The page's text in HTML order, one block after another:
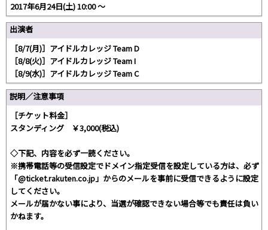
2017年6月24日(土) 10:00 〜
出演者
［8/7(月)］アイドルカレッジ Team D
［8/8(火)］アイドルカレッジ Team I
［8/9(水)］アイドルカレッジ Team C
説明／注意事項
［チケット料金］
スタンディング ￥3,000(税込)
◇下記、内容を必ず一読ください。
※携帯電話等の受信設定でドメイン指定受信を設定している方は、必ず
「@ticket.rakuten.co.jp」からのメールを事前に受信できるように設定
してください。
メールが届かない事により、当選が確認できない場合等でも責任は負い
かねます。